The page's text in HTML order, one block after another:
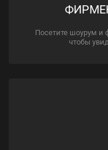
Посетите шоурум и
чтобы